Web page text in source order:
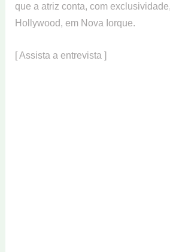
que a atriz conta, com
Hollywood, em Nova Iorque.
[ Assista a entrevista ]